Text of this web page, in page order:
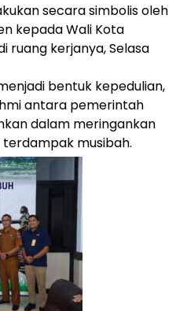
secara simbolis oleh
kepada Wali Kota
ruang kerjanya, Selasa
bentuk kepedulian,
antara pemerintah
dalam meringankan
musibah.